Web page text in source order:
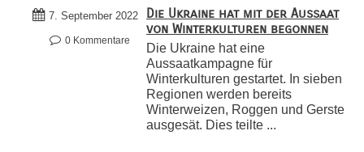
7. September 2022
0 Kommentare
Die Ukraine hat mit der Aussaat
von Winterkulturen begonnen
Die Ukraine hat eine
Aussaatkampagne für
Winterkulturen gestartet. In sieben
Regionen werden bereits
Winterweizen, Roggen und Gerste
ausgesät. Dies teilte ...